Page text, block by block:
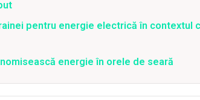
pentru energie electrică în contextul
energie în orele de seară